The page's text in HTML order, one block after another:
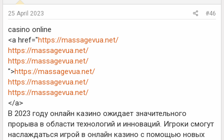
25 April 2023 #46
casino online
<a href="https://massagevua.net/
https://massagevua.net/
https://massagevua.net/
">https://massagevua.net/
https://massagevua.net/
https://massagevua.net/
</a>
В 2023 году онлайн казино ожидает значительного
прорыва в области технологий и инноваций. Игроки смогут
наслаждаться игрой в онлайн казино с помощью новых